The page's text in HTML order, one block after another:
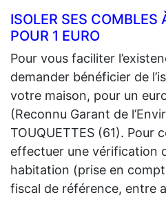
ISOLER SES COMBLES
POUR 1 EURO
Pour vous faciliter
demander bénéficier de
votre maison, pour un
(Reconnu Garant de
TOUQUETTES (61). Pour
effectuer une vérification
habitation (prise en
fiscal de référence, entre